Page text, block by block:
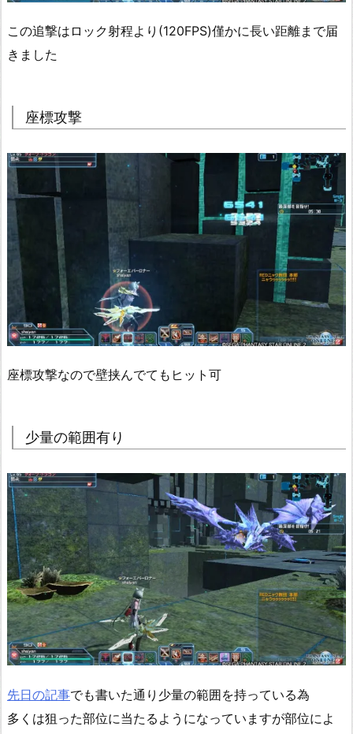
この追撃はロック射程より(120FPS)僅かに長い距離まで届
きました
座標攻撃
座標攻撃なので壁挟んでてもヒット可
少量の範囲有り
先日の記事でも書いた通り少量の範囲を持っている為
多くは狙った部位に当たるようになっていますが部位によ